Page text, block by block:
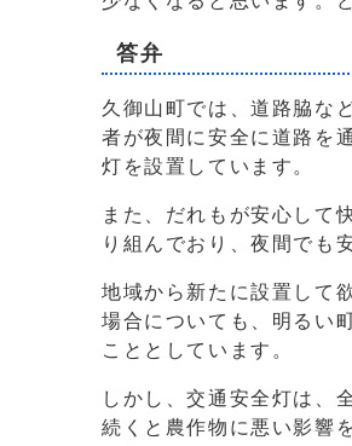
答弁
久御山町では、道路脇な
者が夜間に安全に道路を
灯を設置しています。
また、だれもが安心して
り組んでおり、夜間でも
地域から新たに設置して
場合についても、明るい
こととしています。
しかし、交通安全灯は、
続くと農作物に悪い影響